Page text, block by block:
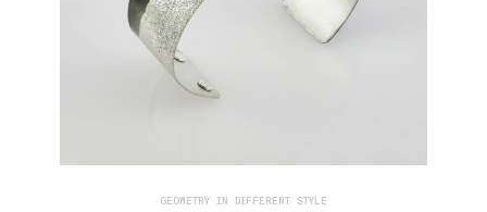
GEOMETRY IN DIFFERENT STYLE